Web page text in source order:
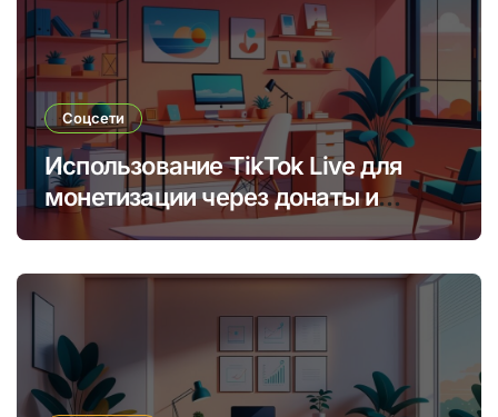
Соцсети
Использование TikTok Live для
монетизации через донаты и
платные подписки